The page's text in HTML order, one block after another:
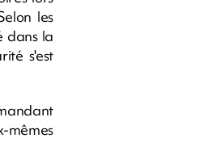
les
dans la
s'est
mêmes